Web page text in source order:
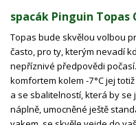
spacák Pinguin Topas
Topas bude skvělou volbou
často, pro ty, kterým nevadí
nepříznivé předpovědi
komfortem kolem -7°C jej
a se sbalitelností, která by
náplně, umocněné ještě